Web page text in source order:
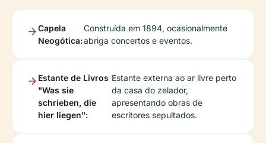
Capela
Neogótica:
Construída em 1894, ocasionalmente
abriga concertos e eventos.
Estante de Livros
"Was sie
schrieben, die
hier liegen":
Estante externa ao ar livre perto
da casa do zelador,
apresentando obras de
escritores sepultados.